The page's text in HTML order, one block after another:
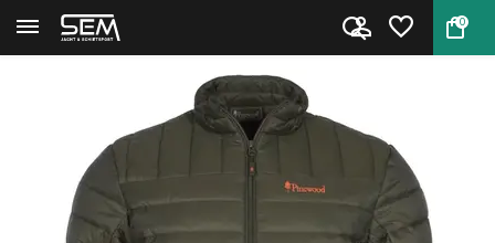
0
Terug Home Pinewood Abisko Insulation Lit...